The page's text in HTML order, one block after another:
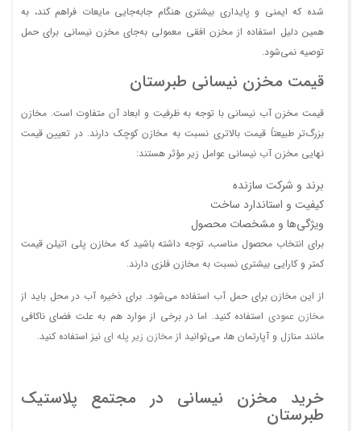
شده که ایمنی و پایداری بیشتری هنگام جابه‌جایی مایعات فراهم کند، به
همین دلیل استفاده از مخزن افقی معمولی به‌جای مخزن نیسانی برای حمل
توصیه نمی‌شود.
قیمت مخزن نیسانی طبرستان
قیمت مخزن آب نیسانی با توجه به ظرفیت و ابعاد آن متفاوت است. مخازن
بزرگ‌تر طبیعتاً قیمت بالاتری نسبت به مخازن کوچک دارند. در تعیین قیمت
نهایی مخزن آب نیسانی عوامل زیر مؤثر هستند:
برند و شرکت سازنده
کیفیت و استاندارد ساخت
ویژگی‌ها و مشخصات محصول
برای انتخاب محصول مناسب، توجه داشته باشید که مخازن پلی‌ اتیلن قیمت
کمتر و کارایی بیشتری نسبت به مخازن فلزی دارند.
از این مخازن برای حمل آب استفاده می‌شود. برای ذخیره آب در محل باید از
مخازن عمودی استفاده کنید. اما در برخی از موارد هم به علت فضای ناکافی
مانند منازل و آپارتمان ها، می‌توانید از مخازن زیر پله ای نیز استفاده کنید.
خرید مخزن نیسانی در مجتمع پلاستیک
طبرستان